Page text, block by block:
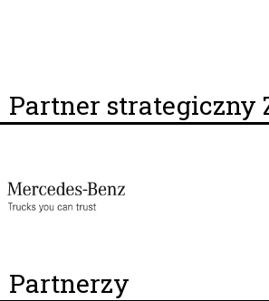
Partner strategiczny
Partnerzy